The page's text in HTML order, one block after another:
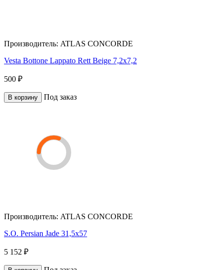
Производитель: ATLAS CONCORDE
Vesta Bottone Lappato Rett Beige 7,2x7,2
500 ₽
В корзину Под заказ
Производитель: ATLAS CONCORDE
S.O. Persian Jade 31,5x57
5 152 ₽